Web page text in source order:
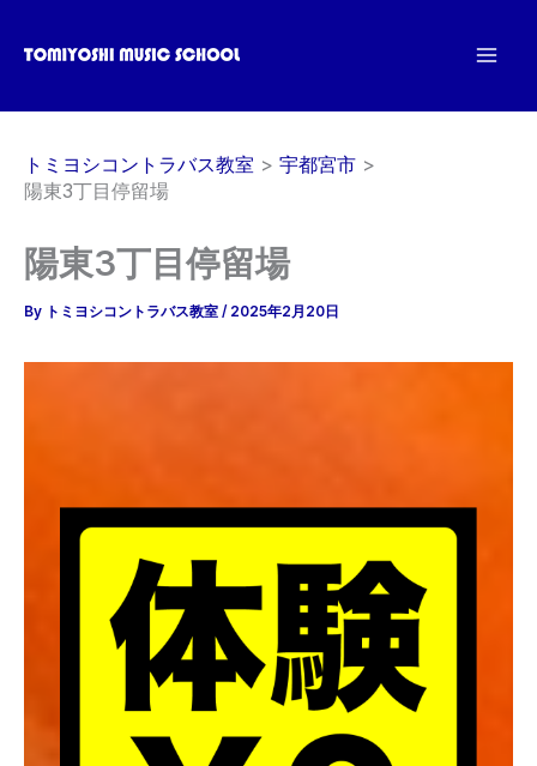
ス
トミヨシコントラバス教室
宇都宮市
陽東3丁目停留場
陽東3丁目停留場
By トミヨシコントラバス教室 / 2025年2月20日